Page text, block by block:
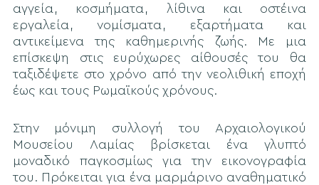
αγγεία, κοσμήματα, λίθινα και οστέινα
εργαλεία, νομίσματα, εξαρτήματα και
αντικείμενα της καθημερινής ζωής. Με μια
επίσκεψη στις ευρύχωρες αίθουσές του θα
ταξιδέψετε στο χρόνο από την νεολιθική εποχή
έως και τους Ρωμαϊκούς χρόνους.
Στην μόνιμη συλλογή του Αρχαιολογικού
Μουσείου Λαμίας βρίσκεται ένα γλυπτό
μοναδικό παγκοσμίως για την εικονογραφία
του. Πρόκειται για ένα μαρμάρινο αναθηματικό